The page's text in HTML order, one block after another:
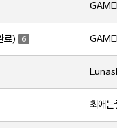
료) 6
최애는